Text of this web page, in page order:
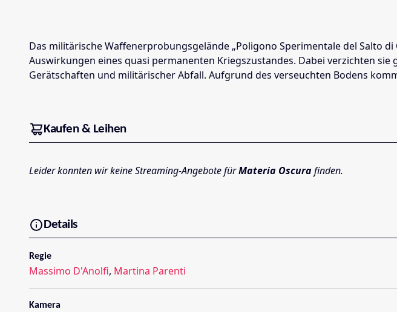
Das militärische Waffenerprobungsgelände „Poligono Sperimentale del Salto
Auswirkungen eines quasi permanenten Kriegszustandes. Dabei verzichten
Gerätschaften und militärischer Abfall. Aufgrund des verseuchten Bodens
Kaufen & Leihen
Leider konnten wir keine Streaming-Angebote fürMateria Oscurafinden.
Details
Regie
Massimo D'Anolfi, Martina Parenti
Kamera